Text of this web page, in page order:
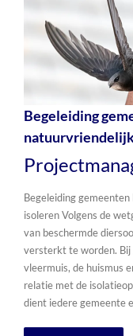
Begeleiding
Begeleiding
isoleren Volgens de
van beschermde
versterkt te worden. Bij
vleermuis, de huismus
relatie met de
dient iedere gemeente